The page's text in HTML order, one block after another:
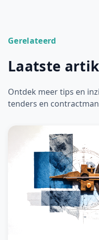
Gerelateerd
Laatste
Ontdek meer tips en
tenders en